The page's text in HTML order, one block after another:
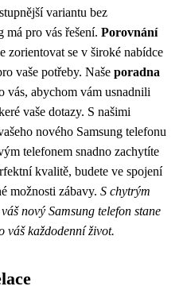
variantu bez
má pro vás řešení. Porovnání
zorientovat se v široké nabídce
vaše potřeby. Naše poradna
vás, abychom vám usnadnili
vaše dotazy. S našimi
nového Samsung telefonu
telefonem snadno zachytíte
kvalitě, budete ve spojení
možnosti zábavy. S chytrým
nový Samsung telefon stane
váš každodenní život.